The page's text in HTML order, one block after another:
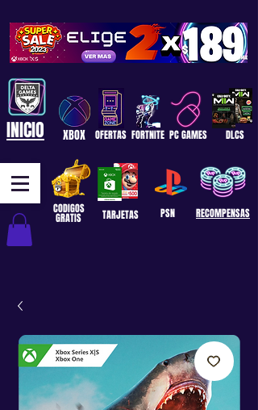
INICIO XBOX
PSN
DLCS
OFERTAS PC GAMES
RECOMPENSAS
CODIGOS
GRATIS
FORTNITE
TARJETAS